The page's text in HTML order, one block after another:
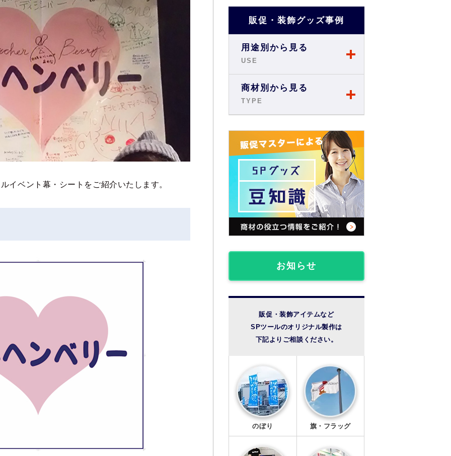
イベント幕・シートをご紹介いたします。
販促・装飾グッズ事例
用途別から見る
USE
店舗・ショップ事例
展示会・説明会事例
お祭り事例
商店街・イベント事例
オフィス・現場事例
学校・スクール事例
団体・クラブ事例
ライブ観戦事例
温泉・宿泊施設
その他の事例
商材別から見る
TYPE
旗・フラッグ
テーブルクロス
バックパネル
バナースタンド
フロアマット
椅子カバー
のれん
法被・半纏
風呂敷
手ぬぐい
トートバッグ
お知らせ
販促・装飾アイテムなど
SPツールのオリジナル製作は
下記よりご相談ください。
のぼり 旗・フラッグ